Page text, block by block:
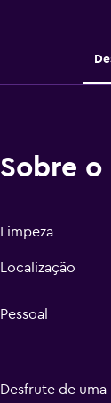
Sobre
Limpeza
Localização
Pessoal
Desfrute de